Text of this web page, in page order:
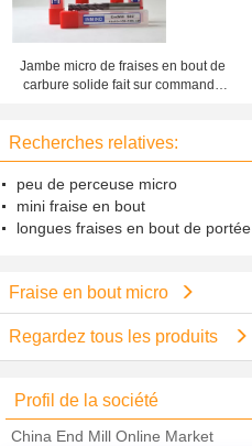
Jambe micro de fraises en bout de
carbure solide fait sur commande
Recherches relatives:
peu de perceuse micro
mini fraise en bout
longues fraises en bout de portée
Fraise en bout micro
Regardez tous les produits
Profil de la société
China End Mill Online Market